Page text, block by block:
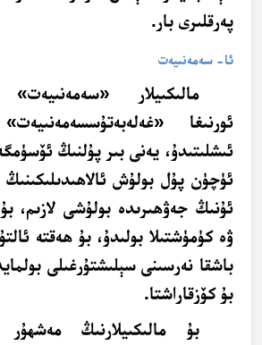
پەرقلىرى بار.
ئا- سەمەنىيەت
مالىكىيلار «سەمەنىيەت»
ئورنىغا
ئىشلىتىدۇ، يەنى بىر پۇلنىڭ
ئۈچۈن پۇل بولۇش
ئۇنىڭ جەۋھىرىدە بولۇشى لازىم،
ۋە كۈمۈشتىلا بولىدۇ، بۇ ھەقتە
باشقا نەرسىنى سېلىشتۇرغىلى
بۇ كۆزقاراشتا.
بۇ مالىكىيلارنىڭ مەشھۇر